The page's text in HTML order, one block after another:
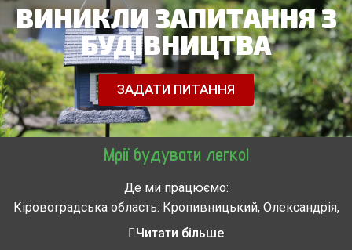
ВИНИКЛИ ЗАПИТАННЯ З
БУДІВНИЦТВА
ЗАДАТИ ПИТАННЯ
Мрії будувати легко!
Де ми працюємо:
Кіровоградська область: Кропивницький, Олександрія,
Знам’янка, Долинська, Новоархангельськ, Світловодськ
Читати більше